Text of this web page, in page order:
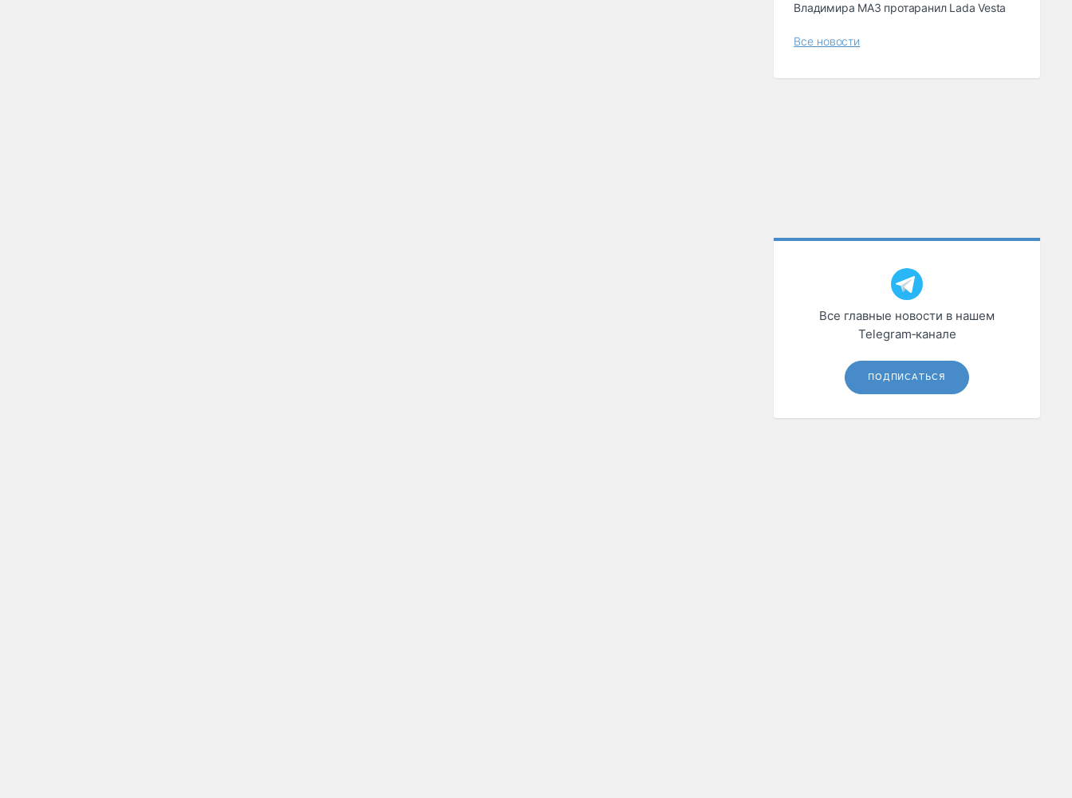
Владимира МАЗ протаранил Lada Vesta
Все новости
Все главные новости в нашем
Telegram‑канале
ПОДПИСАТЬСЯ